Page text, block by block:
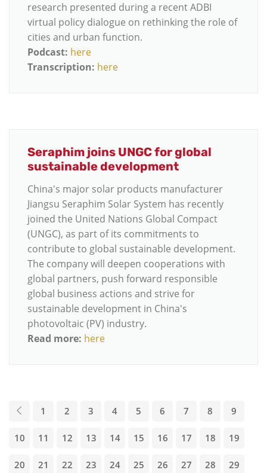
research presented during a recent ADBI
virtual policy dialogue on rethinking the role of
cities and urban function.
Podcast: here
Transcription: here
Seraphim joins UNGC for global
sustainable development
China's major solar products manufacturer
Jiangsu Seraphim Solar System has recently
joined the United Nations Global Compact
(UNGC), as part of its commitments to
contribute to global sustainable development.
The company will deepen cooperations with
global partners, push forward responsible
global business actions and strive for
sustainable development in China's
photovoltaic (PV) industry.
Read more: here
1 2 3 4 5 6 7 8 9
10 11 12 13 14 15 16 17 18 19
20 21 22 23 24 25 26 27 28 29